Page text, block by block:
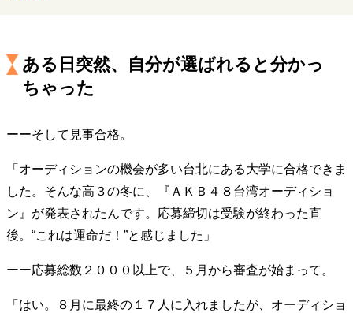
リーダーの流儀 変革の原動力
次世代へのバトン
トップが描く未来
マインドセット
重圧との向き合い方 一流のルーティン
20代の現在地
忘れられない言葉
10代・20代の土台
40代からの景色 50代のリアル
美しさの哲学
ある日突然、自分が選ばれると分かっ
ちゃった
ーーそして見事合格。
「オーディションの機会が多い台北にある大学に合格できま
した。そんな高３の冬に、『ＡＫＢ４８台湾オーディショ
ン』が発表されたんです。応募締切は受験が終わった直
後。“これは運命だ！”と感じました」
ーー応募総数２０００以上で、５月から審査が始まって。
「はい。８月に最終の１７人に入れましたが、オーディショ